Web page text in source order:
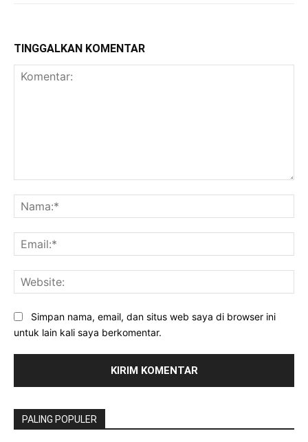
TINGGALKAN KOMENTAR
Simpan nama, email, dan situs web saya di browser ini
untuk lain kali saya berkomentar.
PALING POPULER